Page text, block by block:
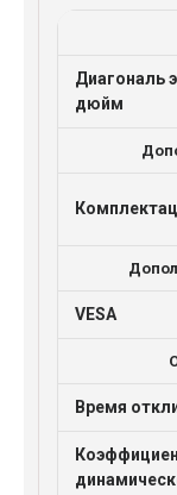
Диагональ
дюйм
VESA
Время